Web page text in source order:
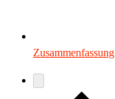
Zusammenfassung